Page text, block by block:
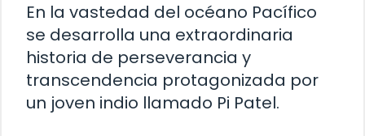
En la vastedad del océano Pacífico
se desarrolla una extraordinaria
historia de perseverancia y
transcendencia protagonizada por
un joven indio llamado Pi Patel.